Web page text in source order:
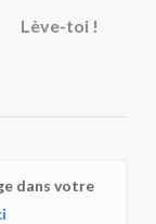
Lève-toi !
dans votre